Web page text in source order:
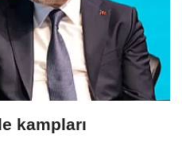
kampları